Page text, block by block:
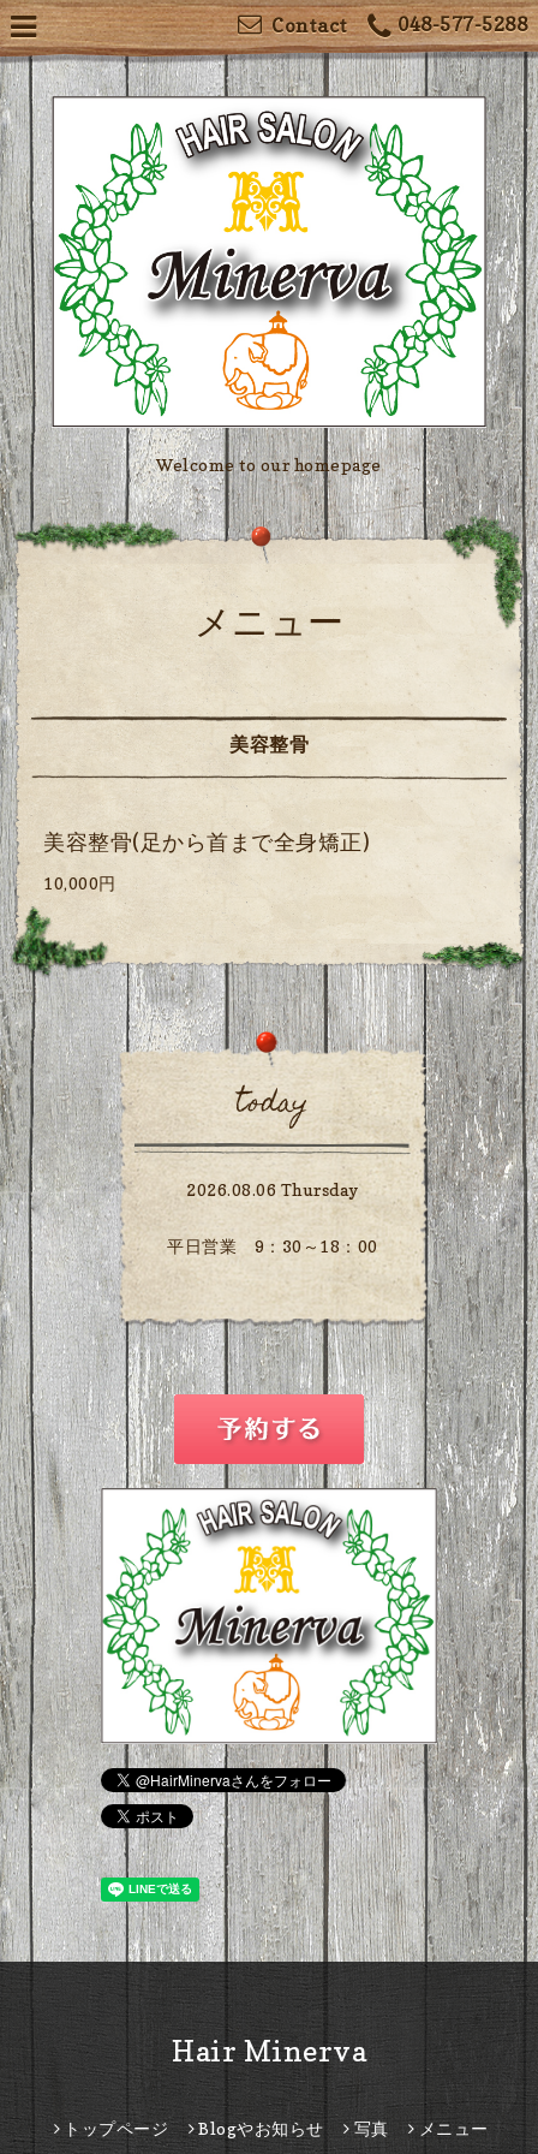
048-577-5288
Contact
Welcome to our homepage
メニュー
美容整骨
美容整骨(足から首まで全身矯正)
10,000円
today
2026.08.06 Thursday
平日営業 9：30～18：00
Hair Minerva
トップページ Blogやお知らせ 写真 メニュー